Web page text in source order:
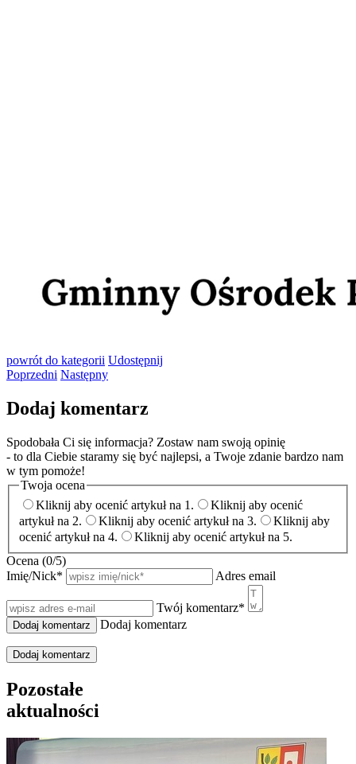
powrót do kategorii Udostępnij
Poprzedni Następny
Dodaj komentarz
Spodobała Ci się informacja? Zostaw nam swoją opinię
- to dla Ciebie staramy się być najlepsi, a Twoje zdanie bardzo nam
w tym pomoże!
Twoja ocena
Kliknij aby ocenić artykuł na 1.
Kliknij aby ocenić
artykuł na 2.
Kliknij aby ocenić artykuł na 3.
Kliknij aby
ocenić artykuł na 4.
Kliknij aby ocenić artykuł na 5.
Ocena (0/5)
Imię/Nick* Adres email
Twój komentarz*
Dodaj komentarz
Dodaj komentarz
Pozostałe
aktualności